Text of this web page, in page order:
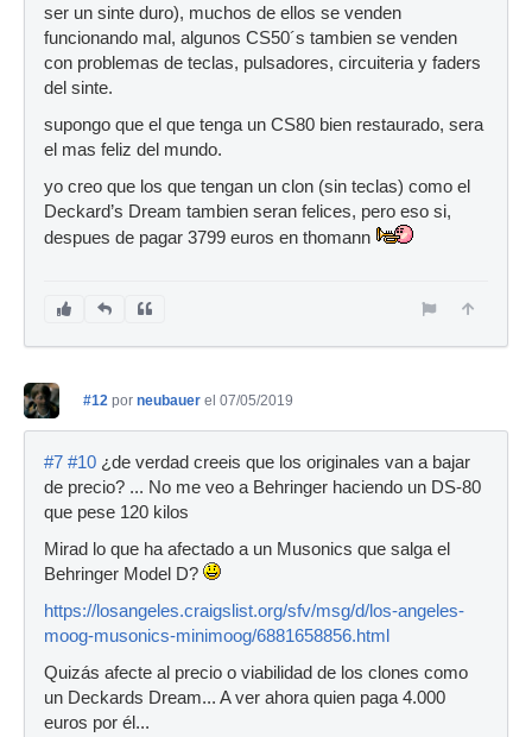
ser un sinte duro), muchos de ellos se venden
funcionando mal, algunos CS50´s tambien se venden
con problemas de teclas, pulsadores, circuiteria y faders
del sinte.
supongo que el que tenga un CS80 bien restaurado, sera
el mas feliz del mundo.
yo creo que los que tengan un clon (sin teclas) como el
Deckard’s Dream tambien seran felices, pero eso si,
despues de pagar 3799 euros en thomann
#12 por neubauer el 07/05/2019
#7 #10 ¿de verdad creeis que los originales van a bajar
de precio? ... No me veo a Behringer haciendo un DS-80
que pese 120 kilos
Mirad lo que ha afectado a un Musonics que salga el
Behringer Model D?
https://losangeles.craigslist.org/sfv/msg/d/los-angeles-
moog-musonics-minimoog/6881658856.html
Quizás afecte al precio o viabilidad de los clones como
un Deckards Dream... A ver ahora quien paga 4.000
euros por él...